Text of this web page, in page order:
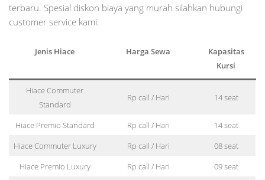
terbaru. Spesial diskon biaya yang murah silahkan hubungi
customer service kami.
Jenis Hiace Harga Sewa
Kapasitas
Kursi
Hiace Commuter
Standard
Rp call / Hari 14 seat
Hiace Premio Standard Rp call / Hari
14 seat
Hiace Commuter Luxury
Rp call / Hari
08 seat
Hiace Premio Luxury
Rp call / Hari
09 seat